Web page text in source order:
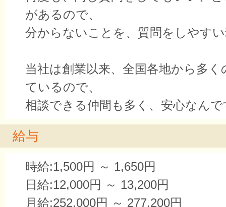
があるので、
分からないことを、質問をしやす
当社は創業以来、全国各地から多く
ているので、
相談できる仲間も多く、安心なんで
給与
時給:1,500円 ～ 1,650円
日給:12,000円 ～ 13,200円
月給:252,000円 ～ 277,200円